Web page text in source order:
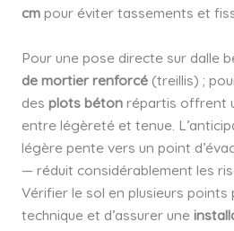
cmpour éviter tassements et
Pour une pose directe sur dalle
de mortier renforcé(treillis) ;
des plots bétonrépartis offrent
entre légèreté et tenue.
légère pente vers un point
— réduit considérablement les
Vérifier le sol en plusieurs points
technique et d’assurer une